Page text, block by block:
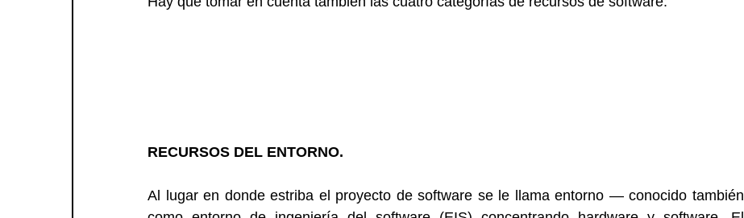
RECURSOS DEL ENTORNO.
Al lugar en donde estriba el proyecto de software se le llama entorno — conocido también